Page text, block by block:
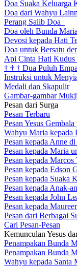
Doa Suaka Keluarga
Doa dari Wahyu
Perang Salib Doa
Doa oleh Bunda
Devosi kepada Hati
Doa untuk Bersatu
Api Cinta Hati Kudus
† † † Dua Puluh
Instruksi untuk
Medali dan Skapulir
Gambar-gambar
Pesan dari Surga
Pesan Terbaru
Pesan Yesus
Wahyu Maria kepada
Pesan kepada Anne
Pesan kepada Maria
Pesan kepada
Pesan kepada Edson
Pesan kepada Suaka
Pesan kepada Anak-
Pesan kepada John
Pesan kepada
Pesan dari Berbagai
Cari Pesan-Pesan
Kemunculan Yesus
Penampakan Bunda
Penampakan Bunda
Wahyu kepada Santa